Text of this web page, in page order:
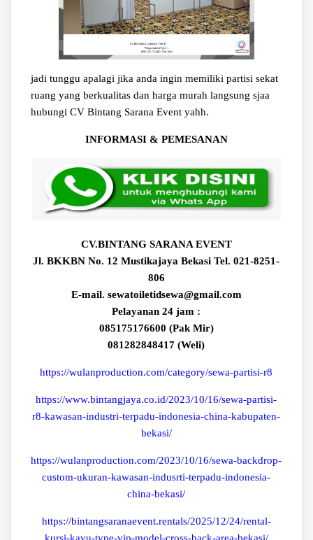
jadi tunggu apalagi jika anda ingin memiliki partisi sekat
ruang yang berkualitas dan harga murah langsung sjaa
hubungi CV Bintang Sarana Event yahh.
INFORMASI & PEMESANAN
CV.BINTANG SARANA EVENT
Jl. BKKBN No. 12 Mustikajaya Bekasi Tel. 021-8251-
806
E-mail. sewatoiletidsewa@gmail.com
Pelayanan 24 jam :
085175176600 (Pak Mir)
081282848417 (Weli)
https://wulanproduction.com/category/sewa-partisi-r8
https://www.bintangjaya.co.id/2023/10/16/sewa-partisi-
r8-kawasan-industri-terpadu-indonesia-china-kabupaten-
bekasi/
https://wulanproduction.com/2023/10/16/sewa-backdrop-
custom-ukuran-kawasan-indusrti-terpadu-indonesia-
china-bekasi/
https://bintangsaranaevent.rentals/2025/12/24/rental-